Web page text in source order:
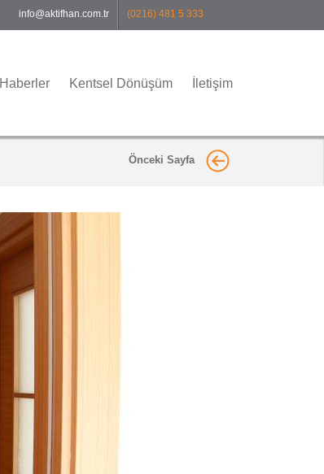
info@aktifhan.com.tr (0216) 481 5 333
Haberler Kentsel Dönüşüm İletişim
Önceki Sayfa